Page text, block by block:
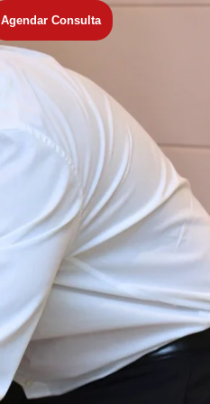
Agendar Consulta